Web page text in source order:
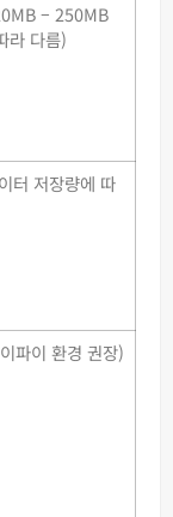
– 250MB
라 다름)
터 저장량에 따
파이 환경 권장)